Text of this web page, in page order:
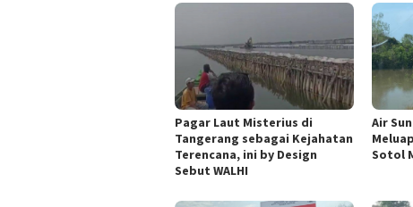
Pagar Laut Misterius di
Tangerang sebagai Kejahatan
Terencana, ini by Design
Sebut WALHI
Air
Sotol